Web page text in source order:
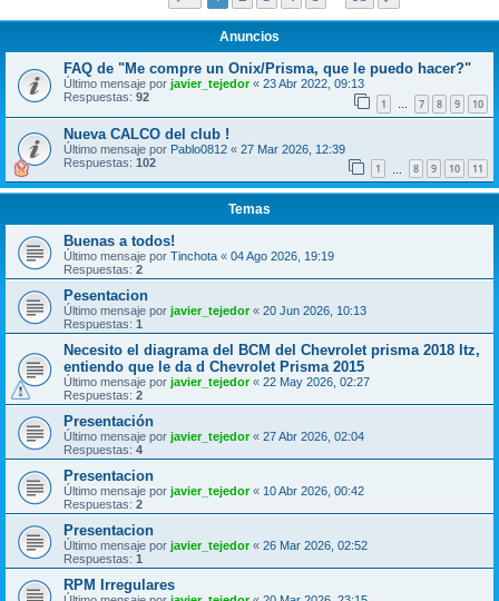
Anuncios
FAQ de "Me compre un Onix/Prisma, que le puedo hacer?"
Último mensaje por javier_tejedor« 23 Abr 2022, 09:13
Respuestas: 92 1 … 7 8 9 10
Nueva CALCO del club !
Último mensaje por Pablo0812 « 27 Mar 2026, 12:39
Respuestas: 102 1 8 9 10 11
Temas
Buenas a todos!
Último mensaje por Tinchota « 04 Ago 2026, 19:19
Respuestas: 2
Pesentacion
Último mensaje por javier_tejedor« 20 Jun 2026, 10:13
Respuestas: 1
Necesito el diagrama del BCM del Chevrolet prisma 2018 ltz,
entiendo que le da d Chevrolet Prisma 2015
Último mensaje por javier_tejedor« 22 May 2026, 02:27
Respuestas: 2
Presentación
Último mensaje por javier_tejedor« 27 Abr 2026, 02:04
Respuestas: 4
Presentacion
Último mensaje por javier_tejedor« 10 Abr 2026, 00:42
Respuestas: 2
Presentacion
Último mensaje por javier_tejedor« 26 Mar 2026, 02:52
Respuestas: 1
RPM Irregulares